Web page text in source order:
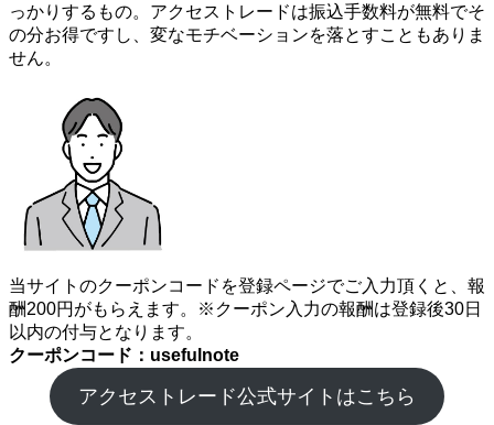
っかりするもの。アクセストレードは振込手数料が無料でそ
の分お得ですし、変なモチベーションを落とすこともありま
せん。
当サイトのクーポンコードを登録ページでご入力頂くと、報
酬200円がもらえます。※クーポン入力の報酬は登録後30日
以内の付与となります。
クーポンコード：usefulnote
アクセストレード公式サイトはこちら